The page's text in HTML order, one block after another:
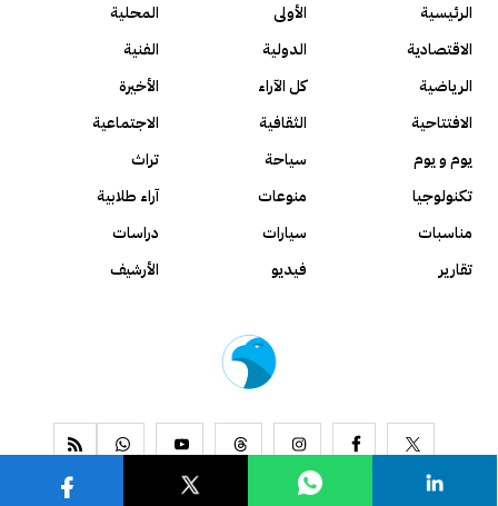
الرئيسية الأولى
المحلية
الاقتصادية
الدولية
الفنية
الرياضية
كل الآراء
الأخيرة
الافتتاحية
الثقافية
الاجتماعية
يوم و يوم
سياحة
تراث
تكنولوجيا
منوعات
آراء طلابية
مناسبات
سيارات
دراسات
تقارير
فيديو الأرشيف